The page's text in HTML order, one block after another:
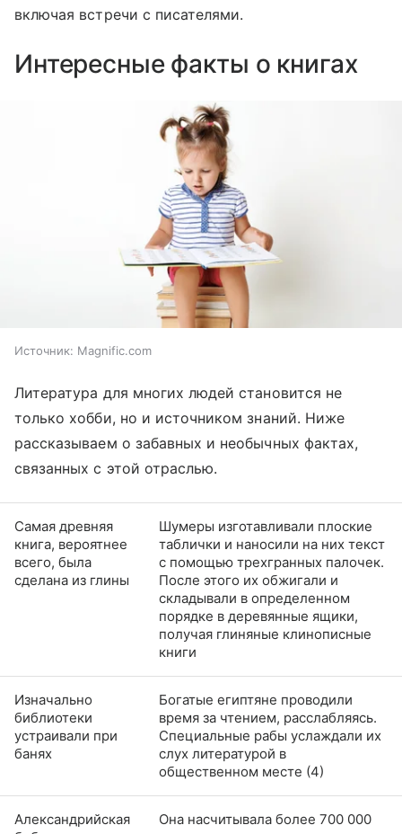
включая встречи с писателями.
Интересные факты о книгах
Источник: Magnific.com
Литература для многих людей становится не
только хобби, но и источником знаний. Ниже
рассказываем о забавных и необычных фактах,
связанных с этой отраслью.
Самая древняя
книга, вероятнее
всего, была
сделана из глины
Шумеры изготавливали плоские
таблички и наносили на них текст
с помощью трехгранных палочек.
После этого их обжигали и
складывали в определенном
порядке в деревянные ящики,
получая глиняные клинописные
книги
Изначально
библиотеки
устраивали при
банях
Богатые египтяне проводили
время за чтением, расслабляясь.
Специальные рабы услаждали их
слух литературой в
общественном месте (4)
Александрийская
Она насчитывала более 700 000